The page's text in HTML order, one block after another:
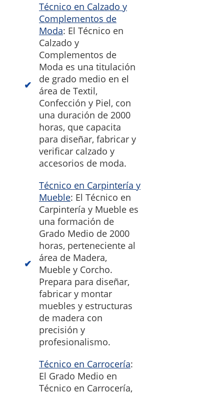
Técnico en Calzado y
Complementos de
Moda: El Técnico en
Calzado y
Complementos de
Moda es una titulación
de grado medio en el
área de Textil,
Confección y Piel, con
una duración de 2000
horas, que capacita
para diseñar, fabricar y
verificar calzado y
accesorios de moda.
Técnico en Carpintería y
Mueble: El Técnico en
Carpintería y Mueble es
una formación de
Grado Medio de 2000
horas, perteneciente al
área de Madera,
Mueble y Corcho.
Prepara para diseñar,
fabricar y montar
muebles y estructuras
de madera con
precisión y
profesionalismo.
Técnico en Carrocería:
El Grado Medio en
Técnico en Carrocería,